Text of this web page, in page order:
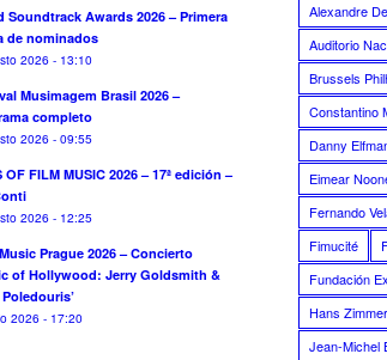
Soundtrack Awards 2026 – Primera
de nominados
2026 - 13:10
Musimagem Brasil 2026 –
completo
2026 - 09:55
OF FILM MUSIC 2026 – 17ª edición –
2026 - 12:25
Prague 2026 – Concierto
of Hollywood: Jerry Goldsmith &
2026 - 17:20
Alexandre
Auditorio
Brussels
Constantino
Danny
Eimear
Fernando
Fimucité
Fundación
Hans
Jean-Michel